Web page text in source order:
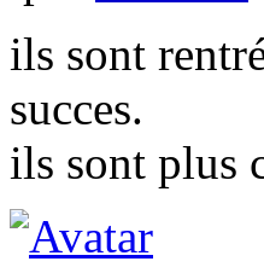
ils sont
succes.
ils sont plus